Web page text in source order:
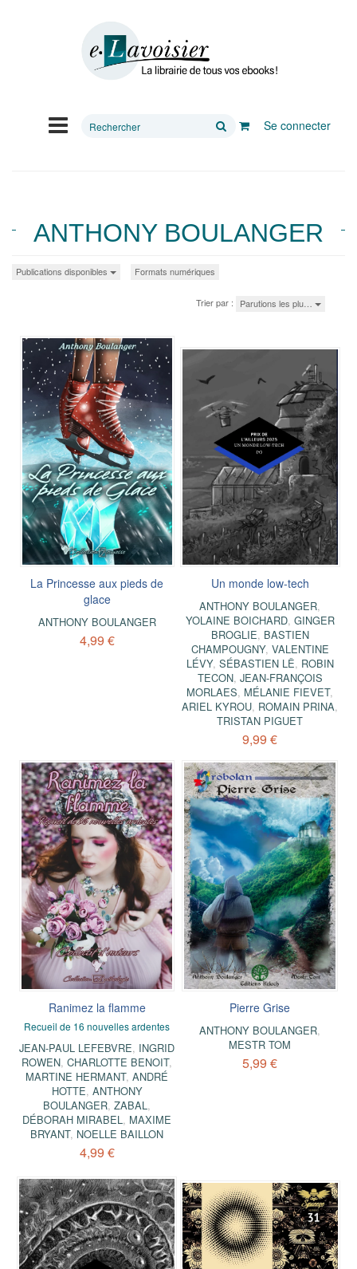
Rechercher
Se connecter
ANTHONY BOULANGER
Publications disponibles Formats numériques
Trier par : Parutions les plu…
La Princesse aux pieds de
glace
ANTHONY BOULANGER
4,99 €
Un monde low-tech
ANTHONY BOULANGER,
YOLAINE BOICHARD, GINGER
BROGLIE, BASTIEN
CHAMPOUGNY, VALENTINE
LÉVY, SÉBASTIEN LÊ, ROBIN
TECON, JEAN-FRANÇOIS
MORLAES, MÉLANIE FIEVET,
ARIEL KYROU, ROMAIN PRINA,
TRISTAN PIGUET
9,99 €
Ranimez la flamme
Recueil de 16 nouvelles ardentes
JEAN-PAUL LEFEBVRE, INGRID
ROWEN,CHARLOTTE BENOIT,
MARTINE HERMANT,ANDRÉ
HOTTE, ANTHONY
BOULANGER,ZABAL,
DÉBORAH MIRABEL, MAXIME
BRYANT, NOELLE BAILLON
4,99 €
Pierre Grise
ANTHONY BOULANGER,
MESTR TOM
5,99 €